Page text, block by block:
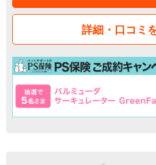
詳細・口コミ